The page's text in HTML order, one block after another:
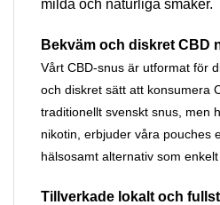
milda och naturliga smaker.
Bekväm och diskret CBD
Vårt CBD-snus är utformat för
och diskret sätt att konsumera
traditionellt svenskt snus, men
nikotin, erbjuder våra pouches
hälsosamt alternativ som
Tillverkade lokalt och